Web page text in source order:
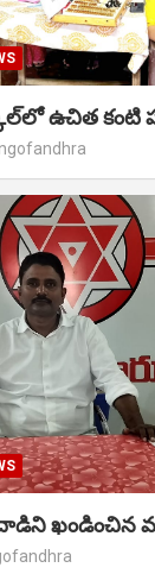
ఉచిత కంటి
ఖండించిన